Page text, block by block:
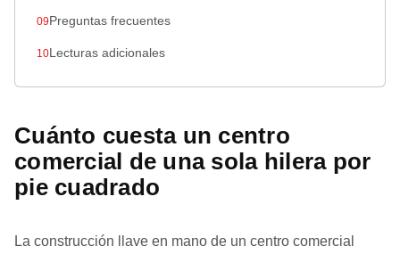
Preguntas frecuentes
Lecturas adicionales
Cuánto cuesta un centro
comercial de una sola hilera por
pie cuadrado
La construcción llave en mano de un centro comercial